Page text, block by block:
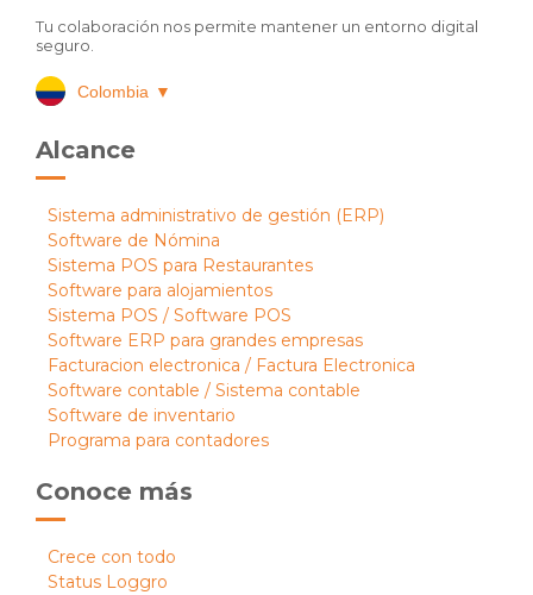
Tu colaboración nos permite mantener un entorno digital
seguro.
Colombia ▼
Alcance
Sistema administrativo de gestión (ERP)
Software de Nómina
Sistema POS para Restaurantes
Software para alojamientos
Sistema POS / Software POS
Software ERP para grandes empresas
Facturacion electronica / Factura Electronica
Software contable / Sistema contable
Software de inventario
Programa para contadores
Conoce más
Crece con todo
Status Loggro